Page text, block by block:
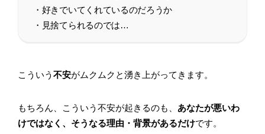
・好きでいてくれているのだろうか
・見捨てられるのでは…
こういう 不安がムクムクと湧き上がってきます。
もちろん、こういう不安が起きるのも、 あなたが悪いわ
けではなく、そうなる理由・背景があるだけです。